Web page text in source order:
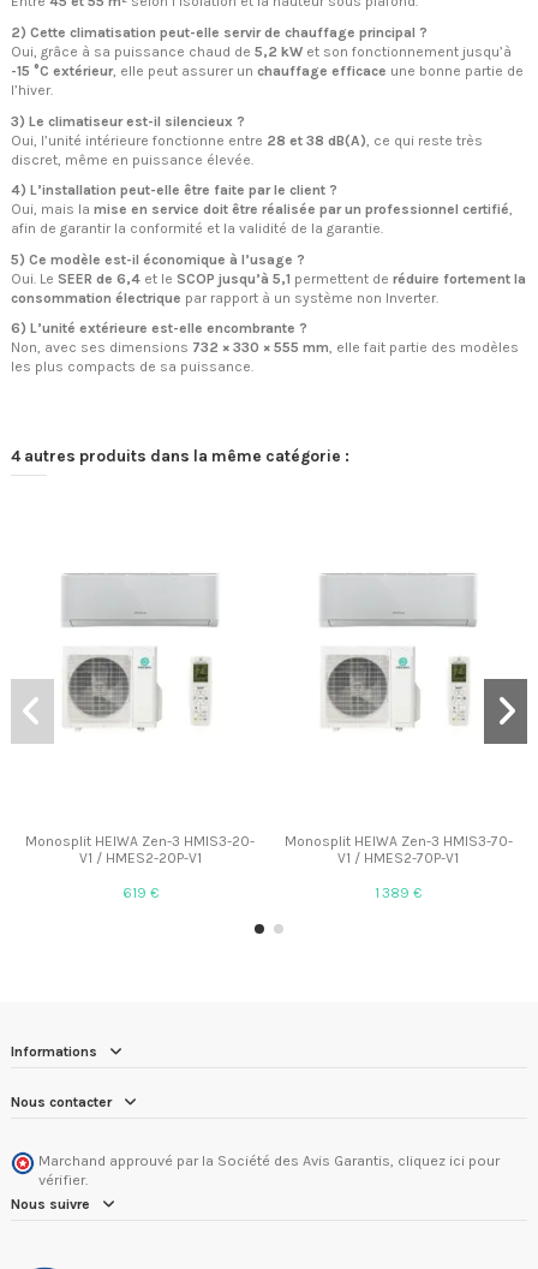
2) Cette climatisation peut-elle servir de chauffage principal ?
Oui, grâce à sa puissance chaud de 5,2 kW et son fonctionnement jusqu’à
-15 °C extérieur, elle peut assurer un chauffage efficace une bonne partie de
l’hiver.
3) Le climatiseur est-il silencieux ?
Oui, l’unité intérieure fonctionne entre 28 et 38 dB(A) , ce qui reste très
discret, même en puissance élevée.
4) L’installation peut-elle être faite par le client ?
Oui, mais la mise en service doit être réalisée par un professionnel certifié,
afin de garantir la conformité et la validité de la garantie.
5) Ce modèle est-il économique à l’usage ?
Oui. Le SEER de 6,4 et le SCOP jusqu’à 5,1 permettent de réduire fortement la
consommation électrique par rapport à un système non Inverter.
6) L’unité extérieure est-elle encombrante ?
Non, avec ses dimensions 732 × 330 × 555 mm, elle fait partie des modèles
les plus compacts de sa puissance.
4 autres produits dans la même catégorie :
Monosplit HEIWA Zen-3 HMIS3-20-
V1 / HMES2-20P-V1
619 €
Monosplit HEIWA Zen-3 HMIS3-70-
V1 / HMES2-70P-V1
1 389 €
Informations
Nous contacter
Marchand approuvé par la Société des Avis Garantis, cliquez ici pour
vérifier.
Nous suivre